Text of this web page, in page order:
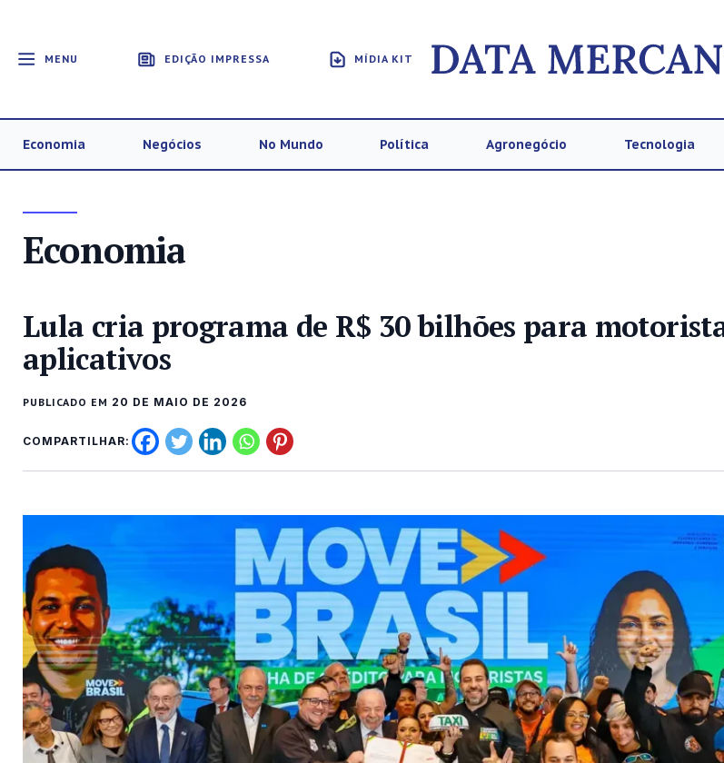
MENU EDIÇÃO IMPRESSA MÍDIA KIT
Economia Negócios No Mundo Política Agronegócio Tecnologia
Economia
Lula cria programa de R$ 30 bilhões para
aplicativos
PUBLICADO EM 20 DE MAIO DE 2026
COMPARTILHAR: